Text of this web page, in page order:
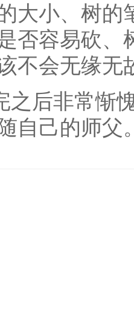
大小、树的
否容易砍、
不会无缘无
之后非常惭
自己的师父